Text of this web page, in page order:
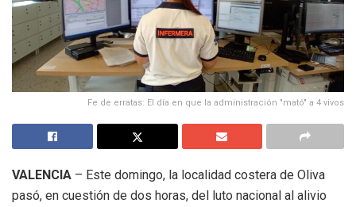
Fe de erratas: El día en que la administración "mató" a 4 vivos
VALENCIA – Este domingo, la localidad costera de Oliva
pasó, en cuestión de dos horas, del luto nacional al alivio